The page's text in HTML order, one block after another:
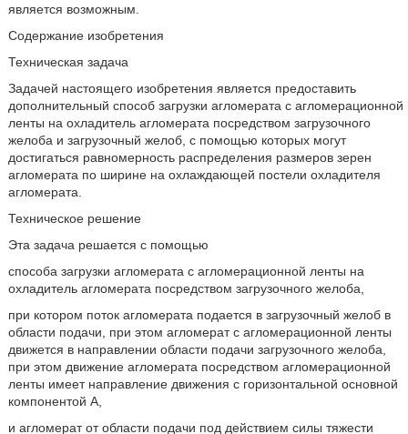
является возможным.
Содержание изобретения
Техническая задача
Задачей настоящего изобретения является предоставить
дополнительный способ загрузки агломерата с агломерационной
ленты на охладитель агломерата посредством загрузочного
желоба и загрузочный желоб, с помощью которых могут
достигаться равномерность распределения размеров зерен
агломерата по ширине на охлаждающей постели охладителя
агломерата.
Техническое решение
Эта задача решается с помощью
способа загрузки агломерата с агломерационной ленты на
охладитель агломерата посредством загрузочного желоба,
при котором поток агломерата подается в загрузочный желоб в
области подачи, при этом агломерат с агломерационной ленты
движется в направлении области подачи загрузочного желоба,
при этом движение агломерата посредством агломерационной
ленты имеет направление движения с горизонтальной основной
компонентой A,
и агломерат от области подачи под действием силы тяжести